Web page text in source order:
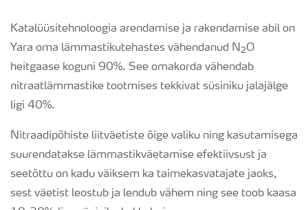
Katalüüsitehnoloogia arendamise ja rakendamise abil on
Yara oma lämmastikutehastes vähendanud N 2O
heitgaase koguni 90%. See omakorda vähendab
nitraatlämmastike tootmises tekkivat süsiniku jalajälge
ligi 40%.
Nitraadipõhiste liitväetiste õige valiku ning kasutamisega
suurendatakse lämmastikväetamise efektiivsust ja
seetõttu on kadu väiksem ka taimekasvatajate jaoks,
sest väetist leostub ja lendub vähem ning see toob kaasa